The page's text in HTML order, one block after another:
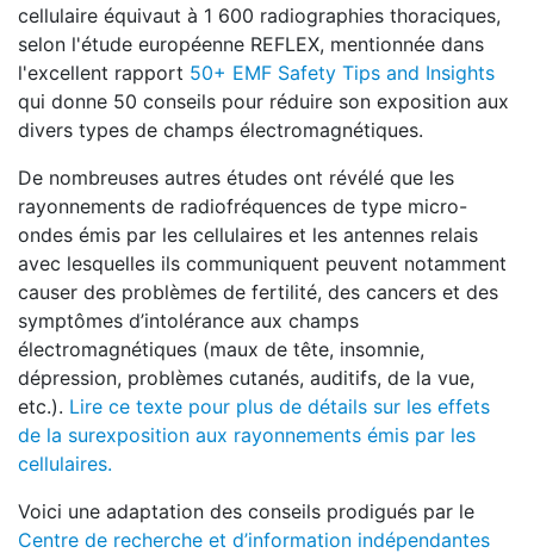
cellulaire équivaut à 1 600 radiographies thoraciques,
selon l'étude européenne REFLEX, mentionnée dans
l'excellent rapport 50+ EMF Safety Tips and Insights
qui donne 50 conseils pour réduire son exposition aux
divers types de champs électromagnétiques.
De nombreuses autres études ont révélé que les
rayonnements de radiofréquences de type micro-
ondes émis par les cellulaires et les antennes relais
avec lesquelles ils communiquent peuvent notamment
causer des problèmes de fertilité, des cancers et des
symptômes d’intolérance aux champs
électromagnétiques (maux de tête, insomnie,
dépression, problèmes cutanés, auditifs, de la vue,
etc.). Lire ce texte pour plus de détails sur les effets
de la surexposition aux rayonnements émis par les
cellulaires.
Voici une adaptation des conseils prodigués par le
Centre de recherche et d’information indépendantes